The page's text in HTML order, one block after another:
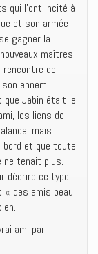
qui l’ont incité à
et son armée
gagner la
maîtres
de
ennemi
que Jabin était le
les liens de
mais
bord et que toute
ne tenait plus.
décrire ce type
des amis beau
ami par